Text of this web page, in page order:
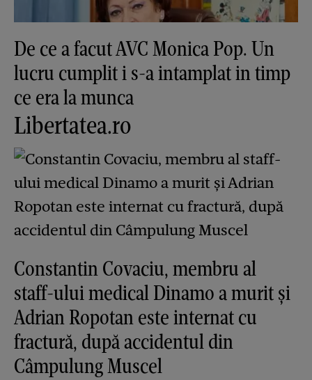
De ce a facut AVC Monica Pop. Un
lucru cumplit i s-a intamplat in timp
ce era la munca
Libertatea.ro
Constantin Covaciu, membru al
staff-ului medical Dinamo a murit și
Adrian Ropotan este internat cu
fractură, după accidentul din
Câmpulung Muscel